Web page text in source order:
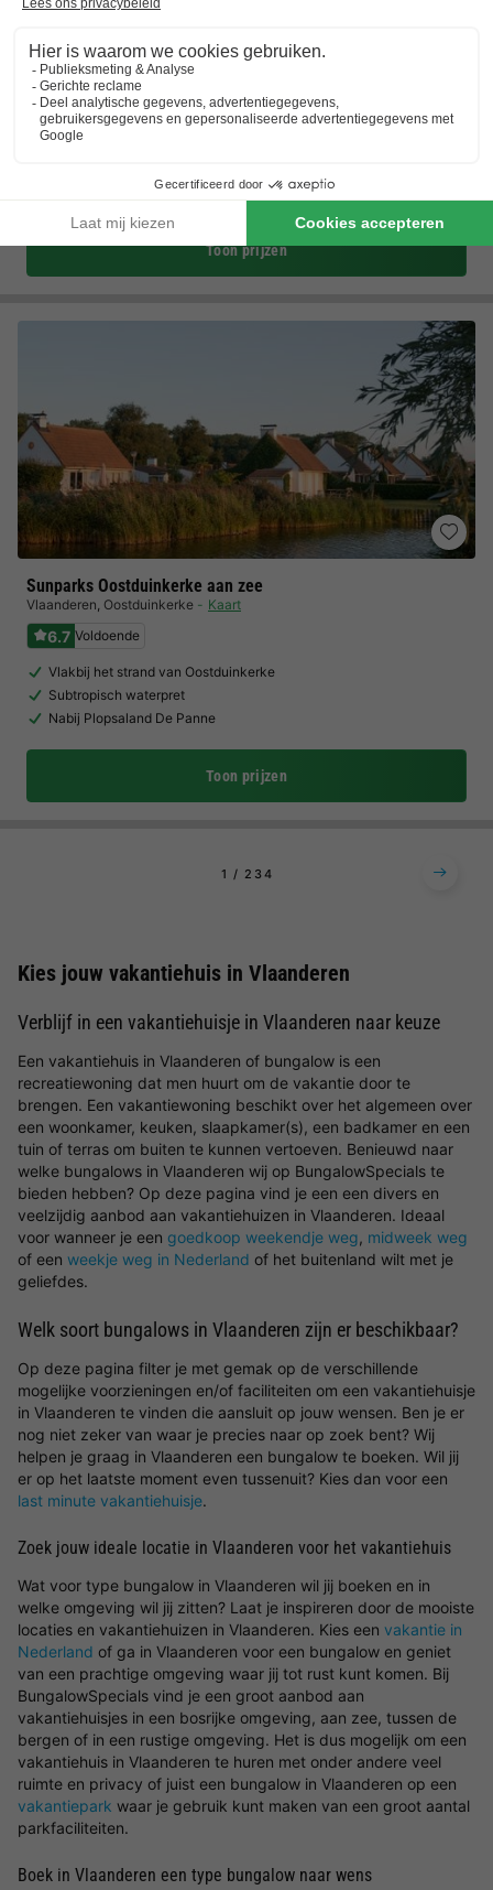
Vodatent Camping de Boomgaard
Vlaanderen,Maaseik
Kaart
Ervaar avontuur met diverse watersporten
Ontdek onze recreatieplas voor waterpret
Toon prijzen
Sunparks Oostduinkerke aan zee
Vlaanderen, Oostduinkerke Kaart
6.7 Voldoende
Vlakbij het strand van Oostduinkerke
Subtropisch waterpret
Nabij Plopsaland De Panne
Toon prijzen
1 2 34
Kies jouw vakantiehuis in Vlaanderen
Verblijf in een vakantiehuisje in Vlaanderen naar keuze
Een vakantiehuis in Vlaanderen of bungalow is een
recreatiewoning dat men huurt om de vakantie door te
brengen. Een vakantiewoning beschikt over het algemeen over
een woonkamer, keuken, slaapkamer(s), een badkamer en een
tuin of terras om buiten te kunnen vertoeven. Benieuwd naar
welke bungalows in Vlaanderen wij op BungalowSpecials te
bieden hebben? Op deze pagina vind je een een divers en
veelzijdig aanbod aan vakantiehuizen in Vlaanderen. Ideaal
voor wanneer je een goedkoop weekendje weg, midweek weg
of een weekje weg in Nederland of het buitenland wilt met je
geliefdes.
Welk soort bungalows in Vlaanderen zijn er beschikbaar?
Op deze pagina filter je met gemak op de verschillende
mogelijke voorzieningen en/of faciliteiten om een vakantiehuisje
in Vlaanderen te vinden die aansluit op jouw wensen. Ben je er
nog niet zeker van waar je precies naar op zoek bent? Wij
helpen je graag in Vlaanderen een bungalow te boeken. Wil jij
er op het laatste moment even tussenuit? Kies dan voor een
last minute vakantiehuisje.
Zoek jouw ideale locatie in Vlaanderen voor het vakantiehuis
Wat voor type bungalow in Vlaanderen wil jij boeken en in
welke omgeving wil jij zitten? Laat je inspireren door de mooiste
locaties en vakantiehuizen in Vlaanderen. Kies een vakantie in
Nederland of ga in Vlaanderen voor een bungalow en geniet
van een prachtige omgeving waar jij tot rust kunt komen. Bij
BungalowSpecials vind je een groot aanbod aan
vakantiehuisjes in een bosrijke omgeving, aan zee, tussen de
bergen of in een rustige omgeving. Het is dus mogelijk om een
vakantiehuis in Vlaanderen te huren met onder andere veel
ruimte en privacy of juist een bungalow in Vlaanderen op een
vakantiepark waar je gebruik kunt maken van een groot aantal
parkfaciliteiten.
Boek in Vlaanderen een type bungalow naar wens